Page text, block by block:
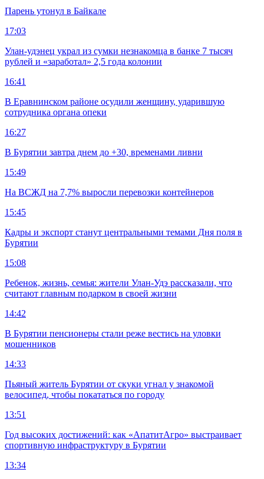
Парень утонул в Байкале
17:03
Улан-удэнец украл из сумки незнакомца в банке 7 тысяч
рублей и «заработал» 2,5 года колонии
16:41
В Еравнинском районе осудили женщину, ударившую
сотрудника органа опеки
16:27
В Бурятии завтра днем до +30, временами ливни
15:49
На ВСЖД на 7,7% выросли перевозки контейнеров
15:45
Кадры и экспорт станут центральными темами Дня поля в
Бурятии
15:08
Ребенок, жизнь, семья: жители Улан-Удэ рассказали, что
считают главным подарком в своей жизни
14:42
В Бурятии пенсионеры стали реже вестись на уловки
мошенников
14:33
Пьяный житель Бурятии от скуки угнал у знакомой
велосипед, чтобы покататься по городу
13:51
Год высоких достижений: как «АпатитАгро» выстраивает
спортивную инфраструктуру в Бурятии
13:34